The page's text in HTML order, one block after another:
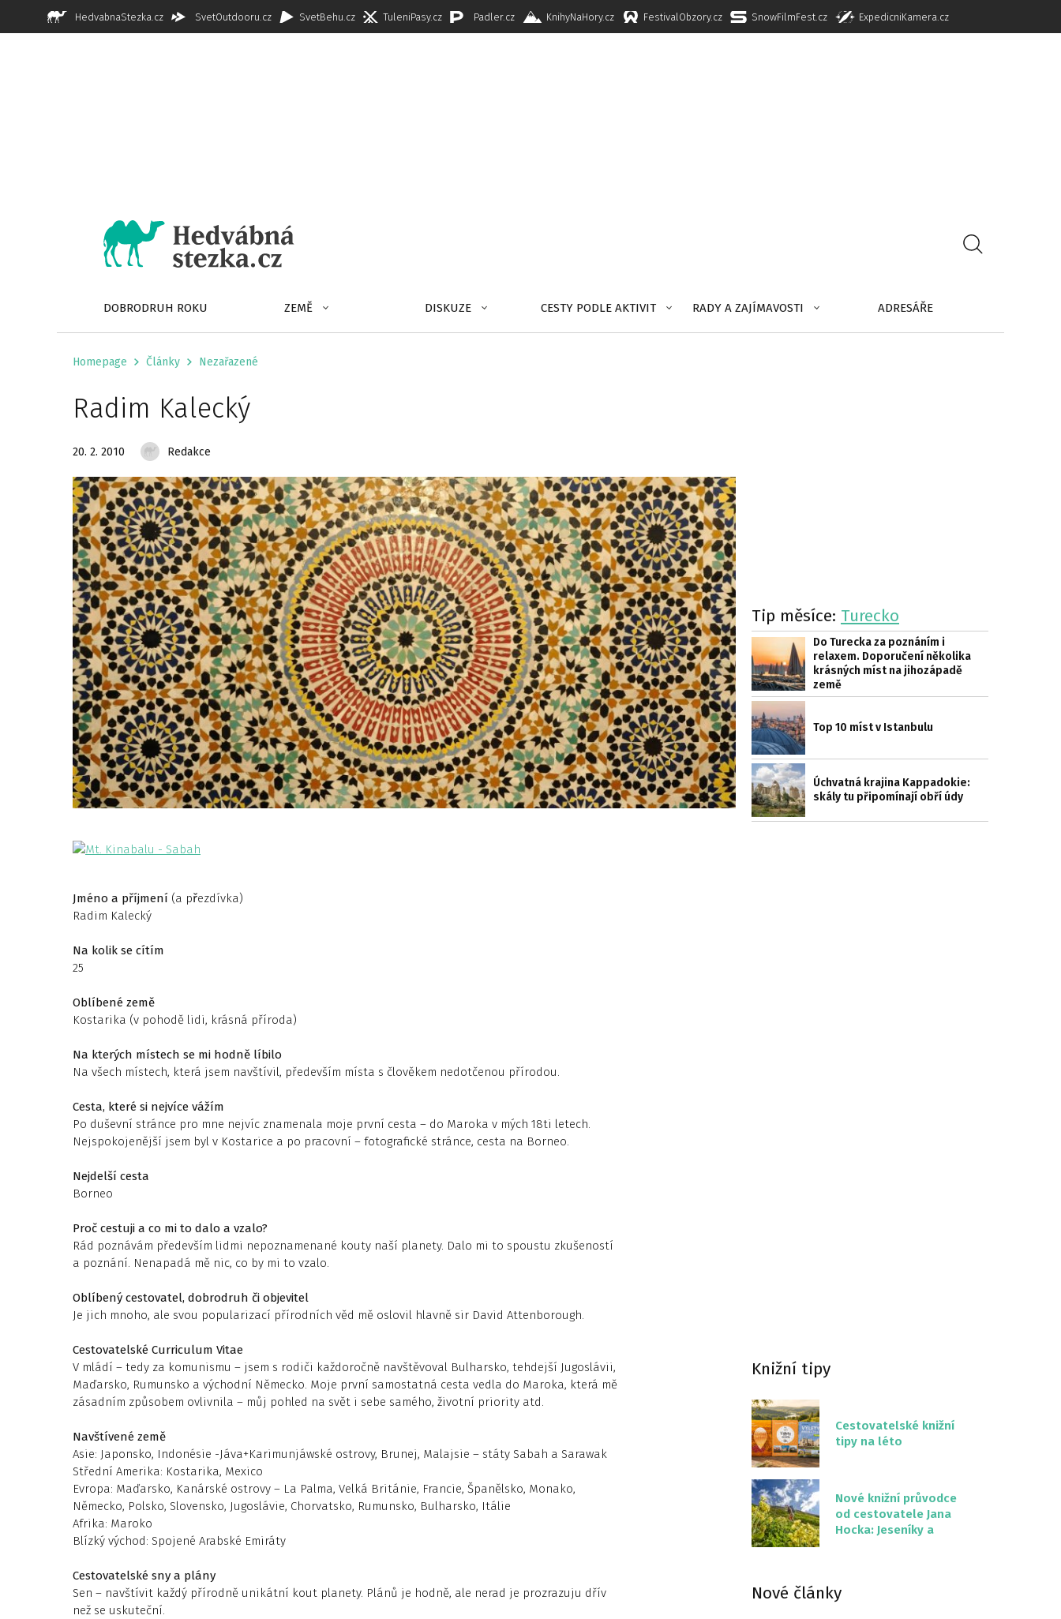
HedvabnaStezka.cz SvetOutdooru.cz SvetBehu.cz TuleniPasy.cz Padler.cz KnihyNaHory.cz FestivalObzory.cz SnowFilmFest.cz ExpedicniKamera.cz
DOBRODRUH ROKU ZEMĚ DISKUZE CESTY PODLE AKTIVIT RADY A ZAJÍMAVOSTI ADRESÁŘE
Homepage Články Nezařazené
Radim Kalecký
20. 2. 2010 Redakce
Jméno a příjmení (a přezdívka)
Radim Kalecký
Na kolik se cítím
25
Oblíbené země
Kostarika (v pohodě lidi, krásná příroda)
Na kterých místech se mi hodně líbilo
Na všech místech, která jsem navštívil, především místa s člověkem nedotčenou přírodou.
Cesta, které si nejvíce vážím
Po duševní stránce pro mne nejvíc znamenala moje první cesta – do Maroka v mých 18ti letech.
Nejspokojenější jsem byl v Kostarice a po pracovní – fotografické stránce, cesta na Borneo.
Nejdelší cesta
Borneo
Proč cestuji a co mi to dalo a vzalo?
Rád poznávám především lidmi nepoznamenané kouty naší planety. Dalo mi to spoustu zkušeností
a poznání. Nenapadá mě nic, co by mi to vzalo.
Oblíbený cestovatel, dobrodruh či objevitel
Je jich mnoho, ale svou popularizací přírodních věd mě oslovil hlavně sir David Attenborough.
Cestovatelské Curriculum Vitae
V mládí – tedy za komunismu – jsem s rodiči každoročně navštěvoval Bulharsko, tehdejší Jugoslávii,
Maďarsko, Rumunsko a východní Německo. Moje první samostatná cesta vedla do Maroka, která mě
zásadním způsobem ovlivnila – můj pohled na svět i sebe samého, životní priority atd.
Navštívené země
Asie: Japonsko, Indonésie -Jáva+Karimunjáwské ostrovy, Brunej, Malajsie – státy Sabah a Sarawak
Střední Amerika: Kostarika, Mexico
Evropa: Maďarsko, Kanárské ostrovy – La Palma, Velká Británie, Francie, Španělsko, Monako,
Německo, Polsko, Slovensko, Jugoslávie, Chorvatsko, Rumunsko, Bulharsko, Itálie
Afrika: Maroko
Blízký východ: Spojené Arabské Emiráty
Cestovatelské sny a plány
Sen – navštívit každý přírodně unikátní kout planety. Plánů je hodně, ale nerad je prozrazuju dřív
než se uskuteční.
Tip měsíce: Turecko
Do Turecka za poznáním i
relaxem. Doporučení několika
krásných míst na jihozápadě
země
Top 10 míst v Istanbulu
Úchvatná krajina Kappadokie:
skály tu připomínají obří údy
Knižní tipy
Cestovatelské knižní
tipy na léto
Nové knižní průvodce
od cestovatele Jana
Hocka: Jeseníky a
Nové články